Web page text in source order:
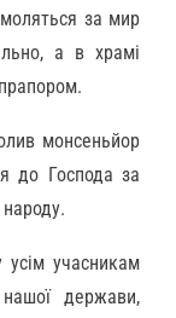
за мир
а в храмі
монсеньйор
до Господа за
усім учасникам
держави,